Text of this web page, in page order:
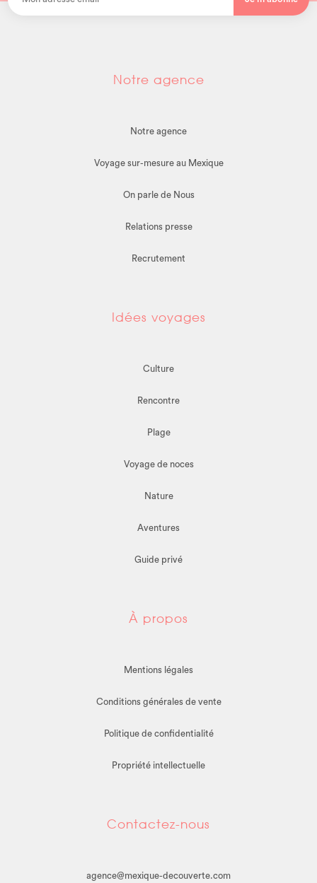
Notre agence
Notre agence
Voyage sur-mesure au Mexique
On parle de Nous
Relations presse
Recrutement
Idées voyages
Culture
Rencontre
Plage
Voyage de noces
Nature
Aventures
Guide privé
À propos
Mentions légales
Conditions générales de vente
Politique de confidentialité
Propriété intellectuelle
Contactez-nous
agence@mexique-decouverte.com